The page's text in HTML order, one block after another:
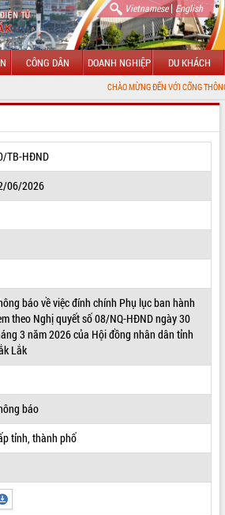
Vietnamese| English
CÔNG DÂN DOANH NGHIỆP DU KHÁCH
CHÀO MỪNG ĐẾN VỚI CỔNG THÔNG TIN ĐIỆN
TB-HĐND
06/2026
báo về việc đính chính Phụ lục ban hành
theo Nghị quyết số 08/NQ-HĐND ngày 30
3 năm 2026 của Hội đồng nhân dân tỉnh
Lắk
báo
tỉnh, thành phố